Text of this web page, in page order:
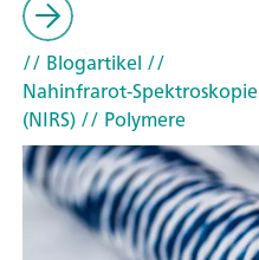
// Blogartikel //
Nahinfrarot-Spektroskopie
(NIRS)// Polymere